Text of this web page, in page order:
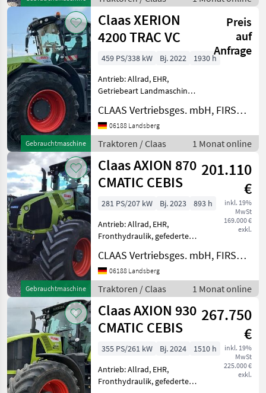
Allrad Arbeitsschein
Gebrauchtmaschine
Claas XERION
4200 TRAC VC
Preis
auf
Anfrage
459 PS/338 kW Bj. 2022
1930 h
Antrieb: Allrad, EHR,
Getriebeart Landmaschine:
Plattform: Kabine,
Klimaanlage,
Zapfwellendrehzahl: 1000
1000 Allrad
Arbeitsscheinwerfer
Betriebsstu
CLAAS Vertriebsges. mbH, FIRST CLAAS USED Center Landsberg
06188 Landsberg
Traktoren / Claas 1 Monat online
Gebrauchtmaschine
Claas AXION 870
CMATIC CEBIS
201.110
€
inkl. 19%
MwSt
169.000 €
exkl.
281 PS/207 kW Bj. 2023
893 h
Antrieb: Allrad, EHR,
Fronthydraulik, gefederte
Landmaschine: Stufenloses
Getriebe, Plattform: Kabine,
Klimaanlage 1000 1000 E
540 E Allrad Betrie
CLAAS Vertriebsges. mbH, FIRST CLAAS USED Center Landsberg
06188 Landsberg
Traktoren / Claas 1 Monat online
Claas AXION 930
CMATIC CEBIS
267.750
€
inkl. 19%
MwSt
225.000 €
exkl.
355 PS/261 kW Bj. 2024
1510 h
Antrieb: Allrad, EHR,
Fronthydraulik, gefederte